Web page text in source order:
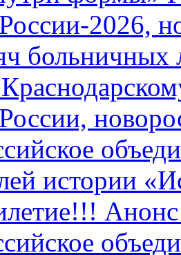
2026,
больничных
истории